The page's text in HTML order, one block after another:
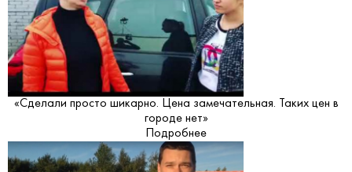
«Сделали просто шикарно. Цена замечательная. Таких цен в
городе нет»
Подробнее